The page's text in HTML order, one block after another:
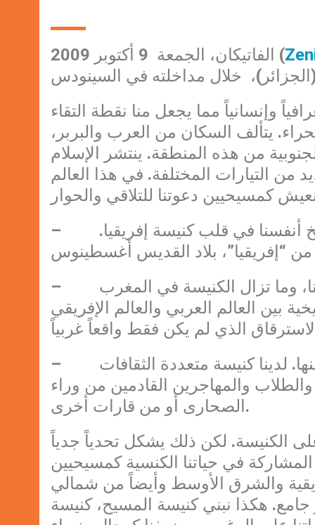
الفاتيكان، الجمعة 9 أكتوبر 2009 (
خلال مداخلته في السينودس
وإنسانياً مما يجعل منا نقطة التقاء
يتألف السكان من العرب والبربر،
من هذه المنطقة. ينتشر الإسلام
من التيارات المختلفة. في هذا العالم
– يجب أن نوضح أولاً الصعوبة التي تواجهنا في ترسيخ أنفسنا في قلب كنيسة إفريقيا.
– حتى اليوم ما يزال يثقل الإرث الاستعماري كاهلنا، وما تزال الكنيسة في المغرب
بين العالم العربي والعالم الإفريقي
– مع ذلك، يعتبر وضعنا نعمة لا بد من الاستفادة منها. لدينا كنيسة متعددة الثقافات
والطلاب والمهاجرين القادمين من وراء
الصحارى أو من قارات أخرى.
الكنيسة. لكن ذلك يشكل تحدياً جدياً
في حياتنا الكنسية كمسيحيين
والشرق الأوسط وأيضاً من شمالي
جامع. هكذا نبني كنيسة المسيح، كنيسة